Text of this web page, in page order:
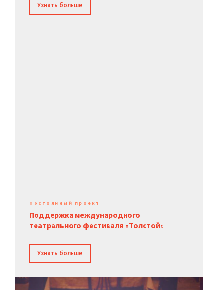
Узнать больше
Постоянный проект
Поддержка международного
театрального фестиваля «Толстой»
Узнать больше